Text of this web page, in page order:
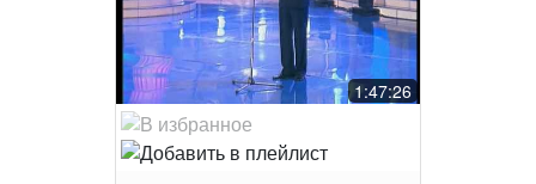
1:47:26